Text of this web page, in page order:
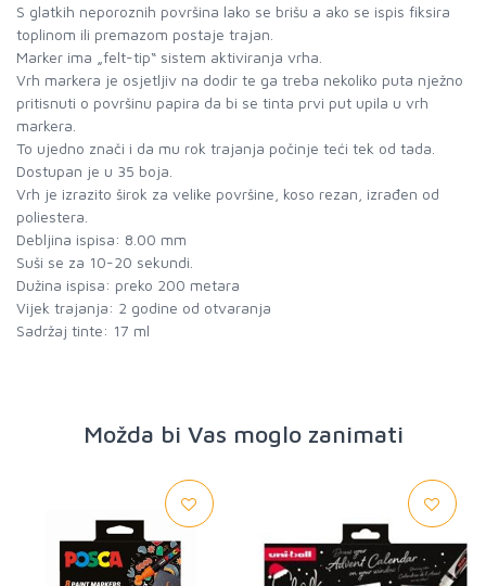
S glatkih neporoznih površina lako se brišu a ako se ispis fiksira
toplinom ili premazom postaje trajan.
Marker ima „felt-tip“ sistem aktiviranja vrha.
Vrh markera je osjetljiv na dodir te ga treba nekoliko puta nježno
pritisnuti o površinu papira da bi se tinta prvi put upila u vrh
markera.
To ujedno znači i da mu rok trajanja počinje teći tek od tada.
Dostupan je u 35 boja.
Vrh je izrazito širok za velike površine, koso rezan, izrađen od
poliestera.
Debljina ispisa: 8.00 mm
Suši se za 10-20 sekundi.
Dužina ispisa: preko 200 metara
Vijek trajanja: 2 godine od otvaranja
Sadržaj tinte: 17 ml
Možda bi Vas moglo zanimati